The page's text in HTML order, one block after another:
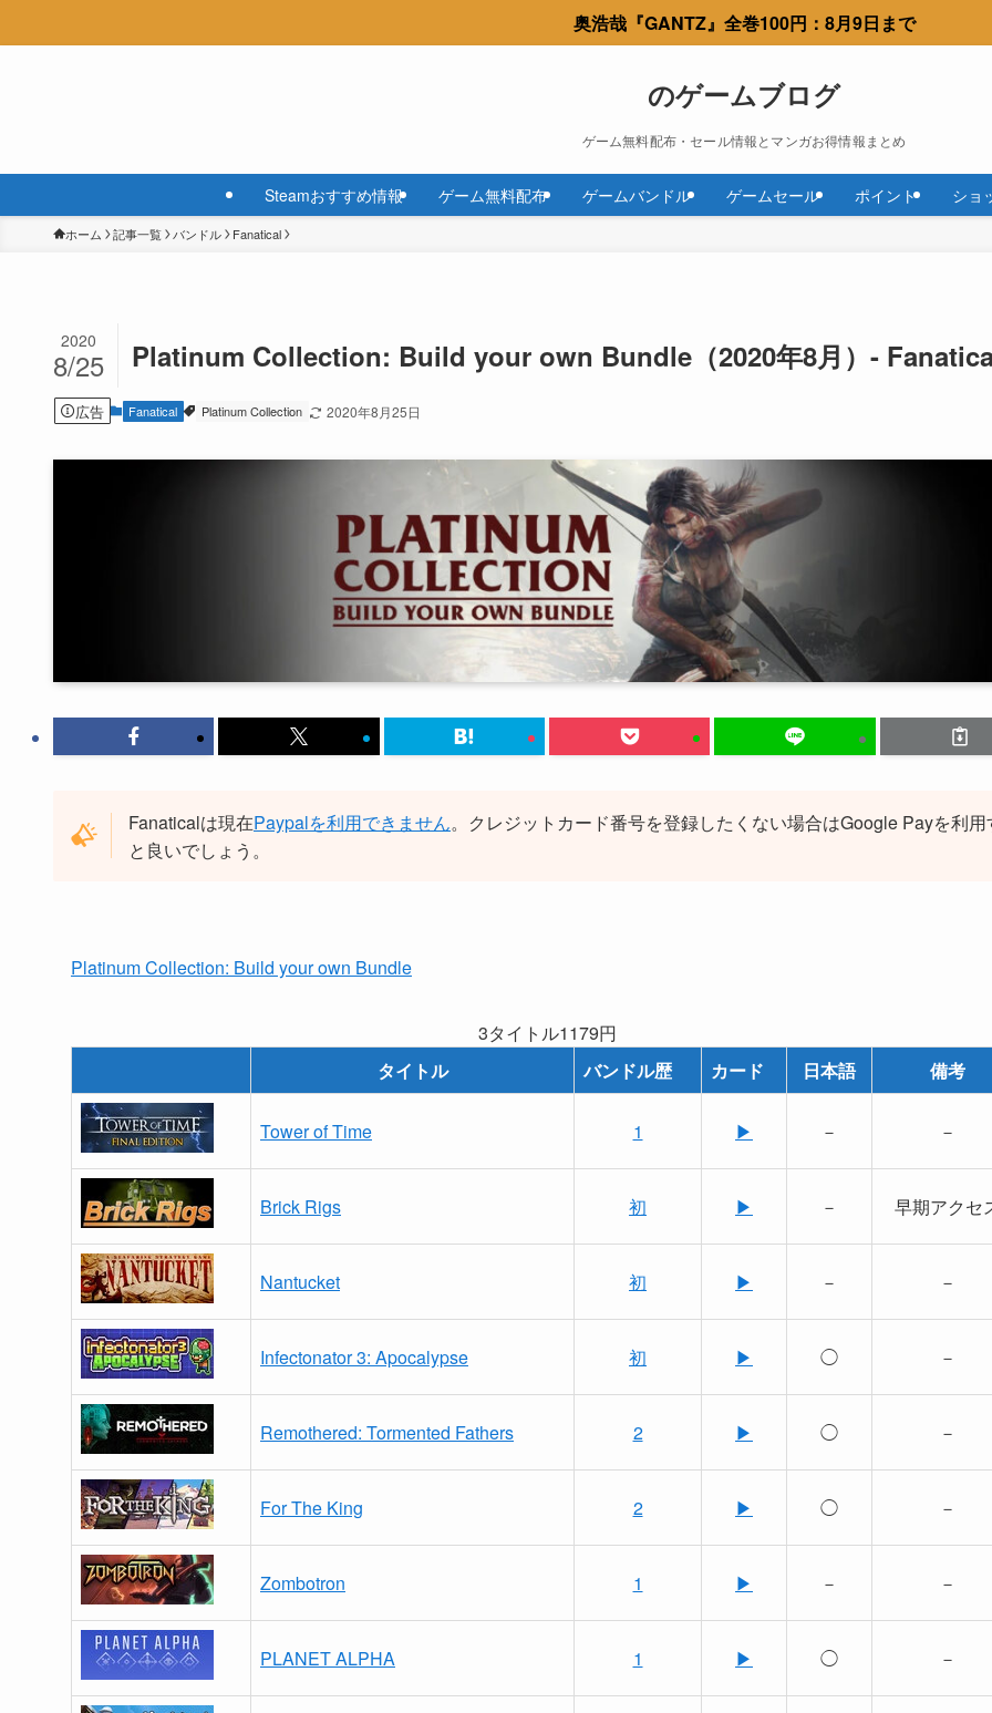
奥浩哉『GANTZ』全巻100円：8月9日まで
のゲームブログ
ゲーム無料配布・セール情報とマンガお得情報まとめ
Steamおすすめ情報 ゲーム無料配布 ゲームバンドル ゲームセール ポイント ショ
ホーム 記事一覧 バンドル Fanatical
Platinum Collection: Build your own Bundle（2020年8月）-
2020
8/25
広告 Fanatical Platinum Collection 2020年8月25日
Fanaticalは現在Paypalを利用できません。クレジットカード番号を登録したくない場合はGoogle Payを利用
と良いでしょう。
Platinum Collection: Build your own Bundle
3タイトル1179円
タイトル
バンドル歴 カード 日本語 備考
Tower of Time 1 ▶ － －
Brick Rigs 初 ▶ － 早期アクセ
Nantucket 初 ▶ － －
Infectonator 3: Apocalypse 初 ▶ ◯ －
Remothered: Tormented Fathers 2 ▶ ◯ －
For The King 2 ▶ ◯ －
Zombotron 1 ▶ － －
PLANET ALPHA 1 ▶ ◯ －